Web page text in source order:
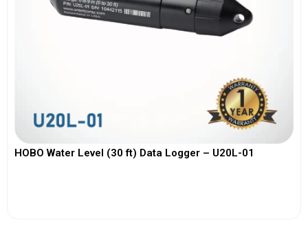
HOBO Water Level (30 ft) Data Logger – U20L-01